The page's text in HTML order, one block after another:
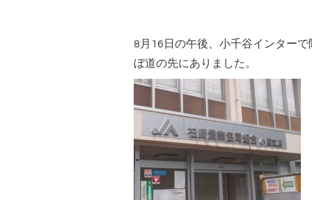
8月16日の午後、小千谷インター
ぼ道の先にありました。